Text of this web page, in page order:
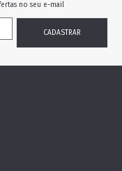
no seu e-mail